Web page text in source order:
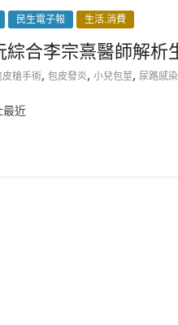
民生電子報 生活.消費
合李宗熹醫師解析
皮槍手術, 包皮發炎, 小兒包莖, 尿路感染
最近